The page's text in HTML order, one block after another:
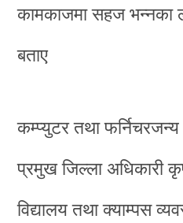
कामकाजमा सहज भन्नका
बताए
कम्प्युटर तथा
प्रमुख जिल्ला अधिकारी
विद्यालय तथा क्याम्पस